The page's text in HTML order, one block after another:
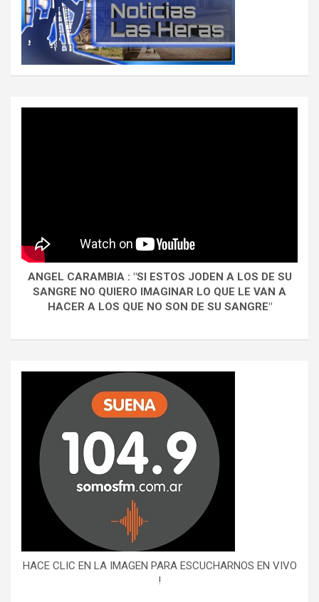
ANGEL CARAMBIA : "SI ESTOS JODEN A LOS DE SU
SANGRE NO QUIERO IMAGINAR LO QUE LE VAN A
HACER A LOS QUE NO SON DE SU SANGRE"
HACE CLIC EN LA IMAGEN PARA ESCUCHARNOS EN VIVO
!